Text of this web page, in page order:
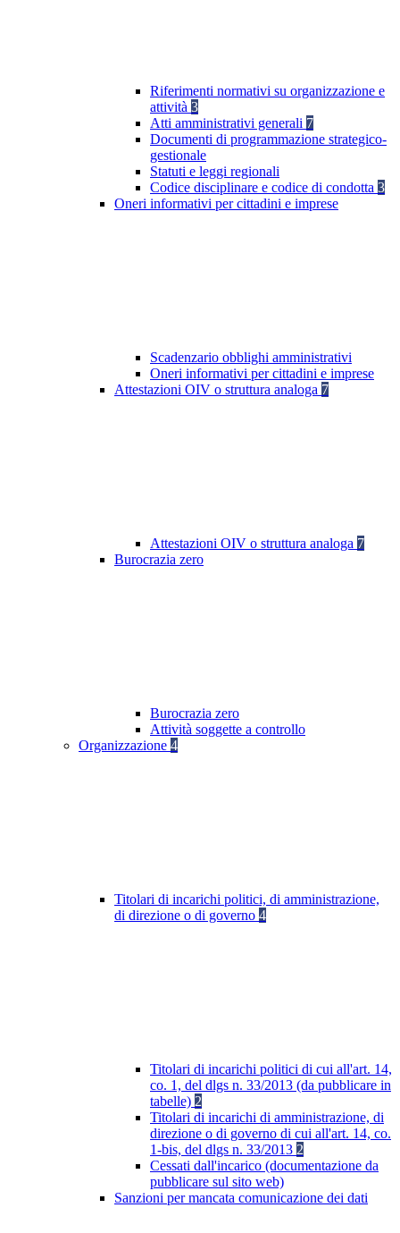
Riferimenti normativi su organizzazione e
attività 3
Atti amministrativi generali 7
Documenti di programmazione strategico-
gestionale
Statuti e leggi regionali
Codice disciplinare e codice di condotta 3
Oneri informativi per cittadini e imprese
Scadenzario obblighi amministrativi
Oneri informativi per cittadini e imprese
Attestazioni OIV o struttura analoga 7
Attestazioni OIV o struttura analoga 7
Burocrazia zero
Burocrazia zero
Attività soggette a controllo
Organizzazione 4
Titolari di incarichi politici, di amministrazione,
di direzione o di governo 4
Titolari di incarichi politici di cui all'art. 14,
co. 1, del dlgs n. 33/2013 (da pubblicare in
tabelle) 2
Titolari di incarichi di amministrazione, di
direzione o di governo di cui all'art. 14, co.
1-bis, del dlgs n. 33/2013 2
Cessati dall'incarico (documentazione da
pubblicare sul sito web)
Sanzioni per mancata comunicazione dei dati